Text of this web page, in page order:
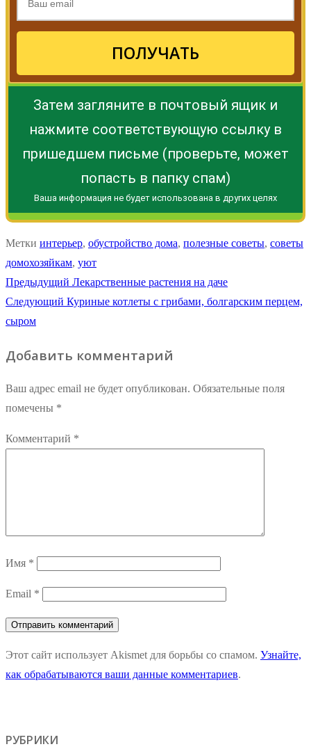
ПОЛУЧАТЬ
Затем загляните в почтовый ящик и
нажмите соответствующую ссылку в
пришедшем письме (проверьте, может
попасть в папку спам)
Ваша информация не будет использована в других целях
Метки интерьер, обустройство дома, полезные советы, советы
домохозяйкам, уют
Навигация
по
записям
Предыдущий Предыдущая
запись:
Лекарственные растения на даче
Следующий Следующая
Куриные котлеты с грибами, болгарским перцем,
сыром
Добавить комментарий
Ваш адрес email не будет опубликован. Обязательные поля
помечены *
Комментарий *
Имя *
Email *
Этот сайт использует Akismet для борьбы со спамом. Узнайте,
как обрабатываются ваши данные комментариев.
РУБРИКИ